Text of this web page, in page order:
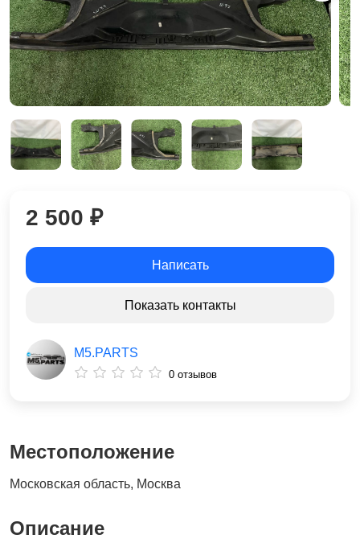
Местоположение
Московская область, Москва
Описание
2 500 ₽
Написать
Показать контакты
M5.PARTS
0 отзывов